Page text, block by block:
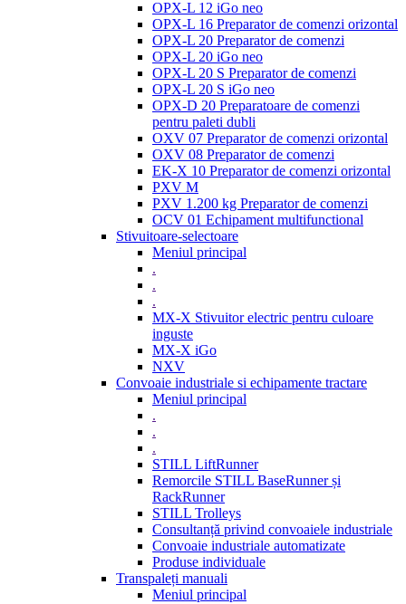
OPX-L 12 iGo neo
OPX-L 16 Preparator de comenzi orizontal
OPX-L 20 Preparator de comenzi
OPX-L 20 iGo neo
OPX-L 20 S Preparator de comenzi
OPX-L 20 S iGo neo
OPX-D 20 Preparatoare de comenzi
pentru paleti dubli
OXV 07 Preparator de comenzi orizontal
OXV 08 Preparator de comenzi
EK-X 10 Preparator de comenzi orizontal
PXV M
PXV 1.200 kg Preparator de comenzi
OCV 01 Echipament multifunctional
Stivuitoare-selectoare
Meniul principal
.
.
.
MX-X Stivuitor electric pentru culoare
inguste
MX-X iGo
NXV
Convoaie industriale si echipamente tractare
Meniul principal
.
.
.
STILL LiftRunner
Remorcile STILL BaseRunner și
RackRunner
STILL Trolleys
Consultanță privind convoaiele industriale
Convoaie industriale automatizate
Produse individuale
Transpaleți manuali
Meniul principal